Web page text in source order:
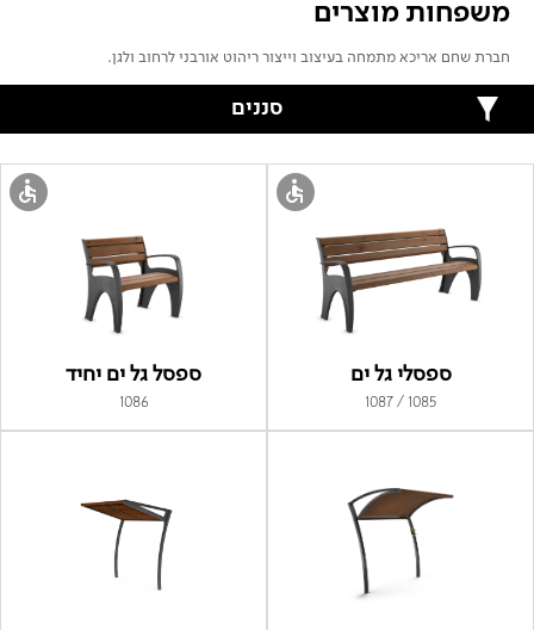
משפחות מוצרים
חברת שחם אריכא מתמחה בעיצוב וייצור ריהוט אורבני לרחוב ולגן.
סננים
ספסלי גל ים
1085 / 1087
ספסל גל ים יחיד
1086